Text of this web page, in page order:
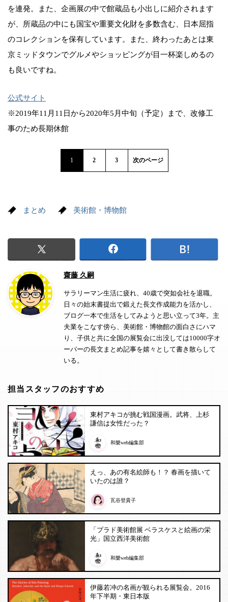
を連発。また、企画展の中で館蔵品も小出しに紹介されます
が、所蔵品の中にも国宝や重要文化財を多数含む、日本屈指
のコレクションを保有しています。また、終わったあとは東
京ミッドタウンでグルメやショッピングが目一杯楽しめるの
も良いですね。
公式サイト
※2019年11月11日から2020年5月中旬（予定）まで、改修工
事のため長期休館
1 2 3 次のページ
まとめ 美術館・博物館
齋藤 久嗣
サラリーマン生活に疲れ、40歳で突如会社を退職。
日々の始末書提出で鍛えた長文作成能力を活かし、
ブログ一本で生活をしてみようと思い立って3年。主
夫業をこなす傍ら、美術館・博物館の面白さにハマ
り、子供と共に全国の展覧会に出没しては10000字オ
ーバーの長文まとめ記事を嬉々として書き散らして
いる。
担当スタッフのおすすめ
東村アキコが挑む戦国漫画。武将、上杉
謙信は女性だった？
和樂web編集部
えっ、あの有名絵師も！？ 春画を描いて
いたのは誰？
瓦谷登貴子
「プラド美術館展 ベラスケスと絵画の栄
光」国立西洋美術館
和樂web編集部
伊藤若冲の名画が観られる展覧会。2016
年下半期・東日本版